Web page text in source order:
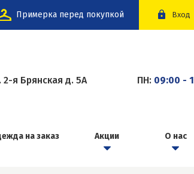
Примерка перед покупкой Вход
2-я Брянская д. 5А ПН: 09:00 -
на заказ Акции О нас